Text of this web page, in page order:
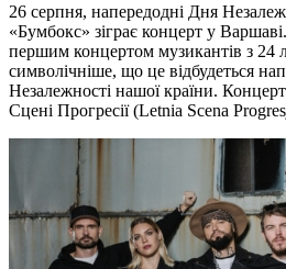
26 серпня, напередодні Дня
«Бумбокс» зіграє концерт у
першим концертом музикантів з 24
символічніше, що це відбудеться
Незалежності нашої країни. Концерт
Сцені Прогресії (Letnia Scena